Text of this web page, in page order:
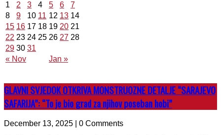
« Nov Jan »
1 2 3 4 5 6
7
8
9 10 11 12 13 14
15 16 17 18 19 20 21
22 23 24 25 26 27 28
29 30 31
GLAVNI SVJEDOK OTKRIVA MONSTRUOZNE DETALJE “SARAJEVO
SAFARIJA”: “To je bio grad za njihov poseban hobi”
December 13, 2025 | 0 Comments